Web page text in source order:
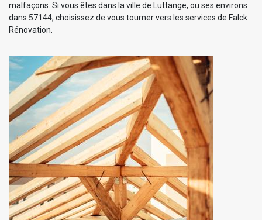
malfaçons. Si vous êtes dans la ville de Luttange, ou ses environs
dans 57144, choisissez de vous tourner vers les services de Falck
Rénovation.